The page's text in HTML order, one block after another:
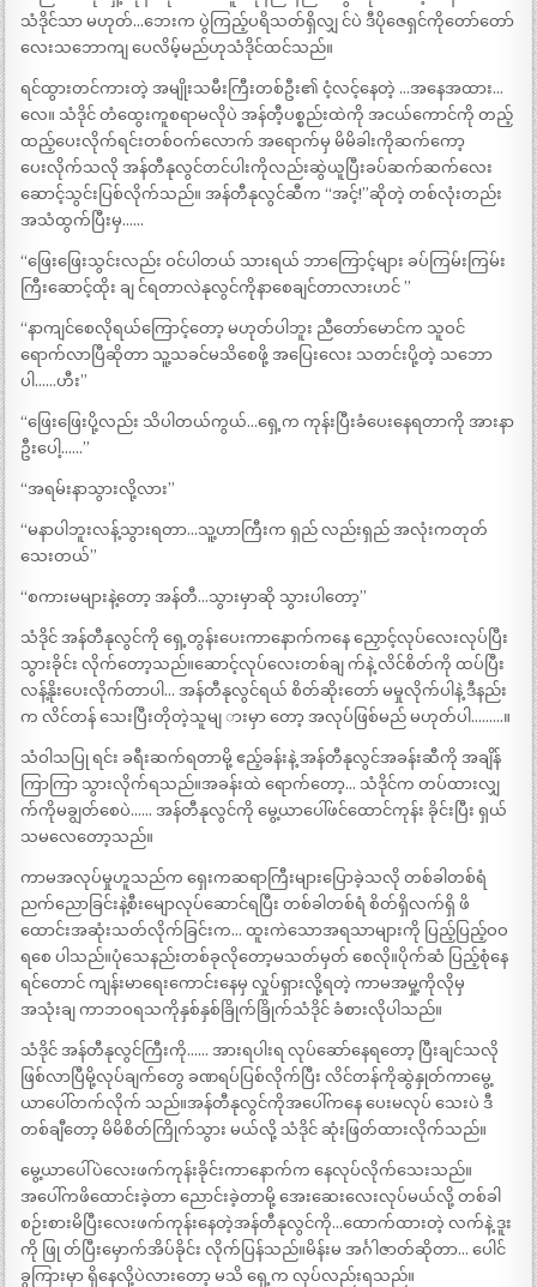
သံဒိုင်သာ မဟုတ်…ဘေးက ပွဲကြည့်ပရိသတ်ရှိလျှ င်ပဲ ဒီပိုဇေရှင်ကိုတော်တော်
လေးသဘောကျ ပေလိမ့်မည်ဟုသံဒိုင်ထင်သည်။
ရင်ထွားတင်ကားတဲ့ အမျိုးသမီးကြီးတစ်ဦး၏ ငံ့လင့်နေတဲ့ …အနေအထား…
လေ။ သံဒိုင် တံထွေးကူစရာမလိုပဲ အန်တီ့ပစ္စည်းထဲကို အငယ်ကောင်ကို တည့်
ထည့်ပေးလိုက်ရင်းတစ်ဝက်လောက် အရောက်မှ မိမိခါးကိုဆက်ကော့
ပေးလိုက်သလို အန်တီနုလွင်တင်ပါးကိုလည်းဆွဲယူပြီးခပ်ဆက်ဆက်လေး
ဆောင့်သွင်းပြစ်လိုက်သည်။ အန်တီနုလွင်ဆီက “အင့်!”ဆိုတဲ့ တစ်လုံးတည်း
အသံထွက်ပြီးမှ……
“ဖြေးဖြေးသွင်းလည်း ဝင်ပါတယ် သားရယ် ဘာကြောင့်များ ခပ်ကြမ်းကြမ်း
ကြီးဆောင့်ထိုး ချ င်ရတာလဲနုလွင်ကိုနာစေချင်တာလားဟင် ”
“နာကျင်စေလိုရယ်ကြောင့်တော့ မဟုတ်ပါဘူး ညီတော်မောင်က သူဝင်
ရောက်လာပြီဆိုတာ သူ့သခင်မသိစေဖို့ အပြေးလေး သတင်းပို့တဲ့ သဘော
ပါ……ဟီး”
“ဖြေးဖြေးပို့လည်း သိပါတယ်ကွယ်…ရှေ့က ကုန်းပြီးခံပေးနေရတာကို အားနာ
ဦးပေါ့……”
“အရမ်းနာသွားလို့လား”
“မနာပါဘူးလန့်သွားရတာ…သူ့ဟာကြီးက ရှည် လည်းရှည် အလုံးကတုတ်
သေးတယ်”
“စကားမများနဲ့တော့ အန်တီ…သွားမှာဆို သွားပါတော့”
သံဒိုင် အန်တီနုလွင်ကို ရှေ့တွန်းပေးကာနောက်ကနေ ညှောင့်လုပ်လေးလုပ်ပြီး
သွားခိုင်း လိုက်တော့သည်။ဆောင့်လုပ်လေးတစ်ချ က်နဲ့ လိင်စိတ်ကို ထပ်ပြီး
လန့်နိုးပေးလိုက်တာပါ… အန်တီနုလွင်ရယ် စိတ်ဆိုးတော် မမှုလိုက်ပါနဲ့ ဒီနည်း
က လိင်တန် သေးပြီးတိုတဲ့သူမျ ားမှာ တော့ အလုပ်ဖြစ်မည် မဟုတ်ပါ………။
သံဝါသပြု ရင်း ခရီးဆက်ရတာမို့ ဧည့်ခန်းနဲ့ အန်တီနုလွင်အခန်းဆီကို အချိန်
ကြာကြာ သွားလိုက်ရသည်။အခန်းထဲ ရောက်တော့… သံဒိုင်က တပ်ထားလျှ
က်ကိုမချွတ်စေပဲ…… အန်တီနုလွင်ကို မွေ့ယာပေါ်ဖင်ထောင်ကုန်း ခိုင်းပြီး ရှယ်
သမလေတော့သည်။
ကာမအလုပ်မှုဟူသည်က ရှေးကဆရာကြီးများပြောခဲ့သလို တစ်ခါတစ်ရံ
ညက်ညောခြင်းနဲ့စီးမျောလုပ်ဆောင်ရပြီး တစ်ခါတစ်ရံ စိတ်ရှိလက်ရှိ ဖိ
ထောင်းအဆုံးသတ်လိုက်ခြင်းက… ထူးကဲသောအရသာများကို ပြည့်ပြည့်ဝဝ
ရစေ ပါသည်။ပုံသေနည်းတစ်ခုလိုတော့မသတ်မှတ် စေလို။ပိုက်ဆံ ပြည့်စုံနေ
ရင်တောင် ကျန်းမာရေးကောင်းနေမှ လှုပ်ရှားလို့ရတဲ့ ကာမအမှု့ကိုလိုမှ
အသုံးချ ကာဘဝရသကိုနှစ်နှစ်ခြိုက်ခြိုက်သံဒိုင် ခံစားလိုပါသည်။
သံဒိုင် အန်တီနုလွင်ကြီးကို…… အားရပါးရ လုပ်ဆော်နေရတော့ ပြီးချင်သလို
ဖြစ်လာပြီမို့လုပ်ချက်တွေ ခဏရပ်ပြစ်လိုက်ပြီး လိင်တန်ကိုဆွဲနှုတ်ကာမွေ့
ယာပေါ်တက်လိုက် သည်။အန်တီနုလွင်ကိုအပေါ်ကနေ ပေးမလုပ် သေးပဲ ဒီ
တစ်ချီတော့ မိမိစိတ်ကြိုက်သွား မယ်လို့ သံဒိုင် ဆုံးဖြတ်ထားလိုက်သည်။
မွေ့ယာပေါ်ပဲလေးဖက်ကုန်းခိုင်းကာနောက်က နေလုပ်လိုက်သေးသည်။
အပေါ်ကဖိထောင်းခဲ့တာ ညောင်းခဲ့တာမို့ အေးဆေးလေးလုပ်မယ်လို့ တစ်ခါ
စဉ်းစားမိပြီးလေးဖက်ကုန်းနေတဲ့အန်တီနုလွင်ကို…ထောက်ထားတဲ့ လက်နဲ့ ဒူး
ကို ဖြု တ်ပြီးမှောက်အိပ်ခိုင်း လိုက်ပြန်သည်။မိန်းမ အင်္ဂါဇာတ်ဆိုတာ… ပေါင်
ခွကြားမှာ ရှိနေလို့ပဲလားတော့ မသိ ရှေ့က လုပ်လည်းရသည်။